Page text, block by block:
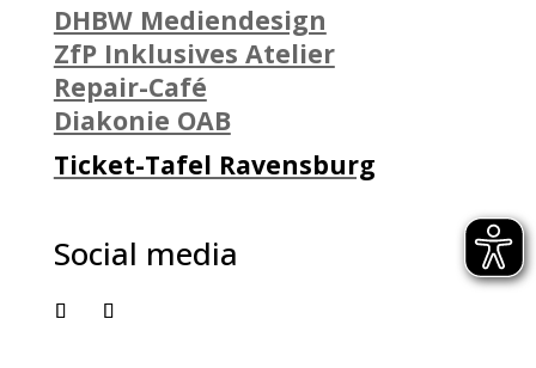
DHBW Mediendesign
ZfP Inklusives Atelier
Repair-Café
Diakonie OAB
Ticket-Tafel Ravensburg
Social media